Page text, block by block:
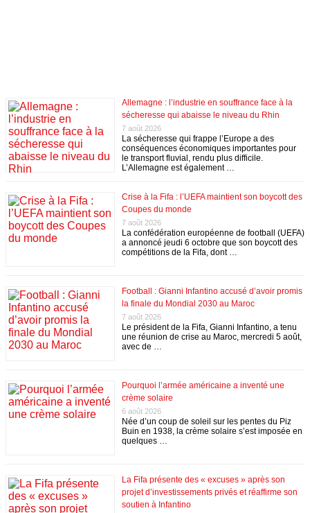
Allemagne : l’industrie en souffrance face à la
sécheresse qui abaisse le niveau du Rhin
7 août 2026
La sécheresse qui frappe l’Europe a des
conséquences économiques importantes pour
le transport fluvial, rendu plus difficile.
L’Allemagne est également …
Crise à la Fifa : l’UEFA maintient son boycott des
Coupes du monde
7 août 2026
La confédération européenne de football (UEFA)
a annoncé jeudi 6 octobre que son boycott des
compétitions de la Fifa, dont …
Football : Gianni Infantino accusé d’avoir promis
la finale du Mondial 2030 au Maroc
7 août 2026
Le président de la Fifa, Gianni Infantino, a tenu
une réunion de crise au Maroc, mercredi 5 août,
avec de …
Pourquoi l’armée américaine a inventé une
crème solaire
6 août 2026
Née d’un coup de soleil sur les pentes du Piz
Buin en 1938, la crème solaire s’est imposée en
quelques …
La Fifa présente des « excuses » après son
projet d’investissements privés et réaffirme son
soutien à Infantino